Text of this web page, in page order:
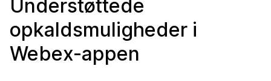
Understøttede
opkaldsmuligheder i
Webex-appen